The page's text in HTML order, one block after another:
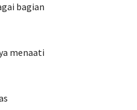
bagian
menaati